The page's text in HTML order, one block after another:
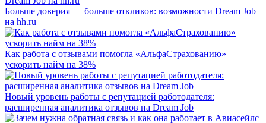
Больше доверия — больше откликов: возможности Dream Job
на hh.ru
Как работа с отзывами помогла «АльфаСтрахованию»
ускорить найм на 38%
Новый уровень работы с репутацией работодателя:
расширенная аналитика отзывов на Dream Job